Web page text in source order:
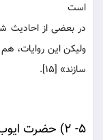
است
در بعضى از احاديث
وليكن اين روايات،
سازند» [15].
5- 2) حضرت ايوب عليه السلام